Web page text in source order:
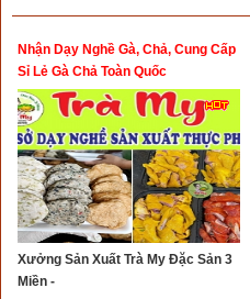
Nhận Dạy Nghề Gà, Chả, Cung Cấp
Sỉ Lẻ Gà Chả Toàn Quốc
Xưởng Sản Xuất Trà My Đặc Sản 3
Miền -